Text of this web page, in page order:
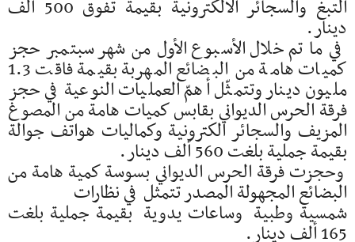
التبغ والسجائر الالكترونية بقيمة تفوق 500 ألف
دينار.
في ما تم خلال الأسبوع الأول من شهر سبتمبر حجز
كميات هامة من البضائع المهربة بقيمة فاقت 1.3
مليون دينار وتتمثّل أهمّ العمليات النوعية في حجز
فرقة الحرس الديواني بقابس كميات هامة من المصوغ
المزيف والسجائر الكترونية وكماليات هواتف جوالة
بقيمة جملية بلغت 560 ألف دينار.
وحجزت فرقة الحرس الديواني بسوسة كمية هامة من
البضائع المجهولة المصدر تتمثل في نظارات
شمسية وطبية وساعات يدوية بقيمة جملية بلغت
165 ألف دينار.